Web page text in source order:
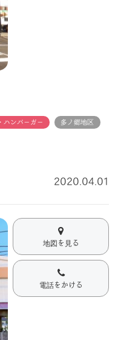
ハンバーガー 多ノ郷地区
2020.04.01
地図を見る
電話をかける